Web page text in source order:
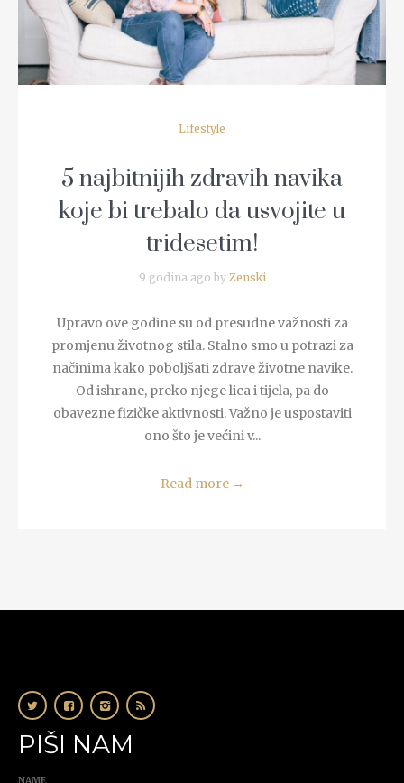
Lifestyle
5 najbitnijih zdravih navika
koje bi trebalo da usvojite u
tridesetim!
9 godina ago by Zenski
Upravo ove godine su od presudne važnosti za
promjenu životnog stila. Stalno smo u potrazi za
načinima kako poboljšati zdrave životne navike.
Od ishrane, preko njege lica i tijela, pa do
obavezne fizičke aktivnosti. Važno je uspostaviti
ono što je većini v...
Read more →
PIŠI NAM
NAME